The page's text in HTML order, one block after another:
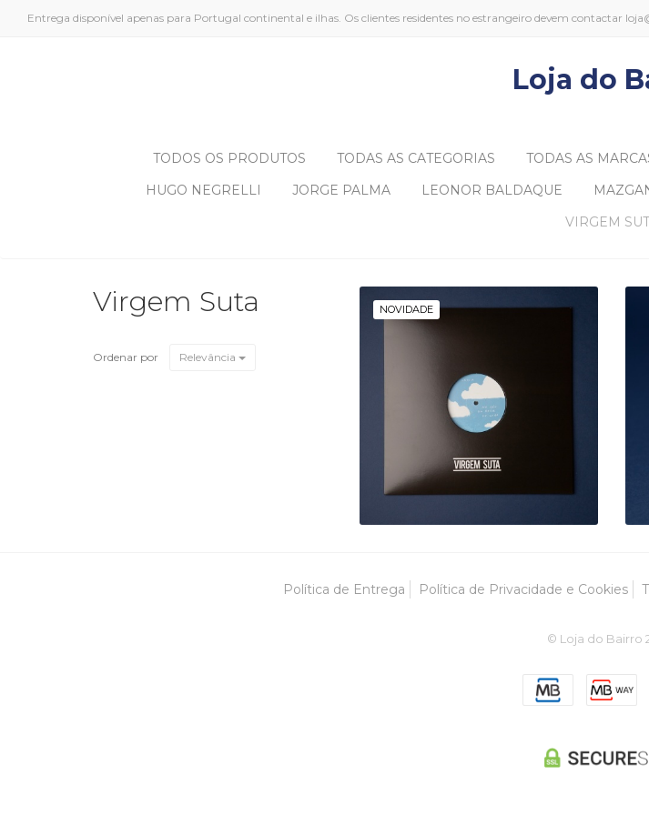
Entrega disponível apenas para Portugal continental e ilhas. Os clientes residentes no estrangeiro devem contactar
Loja do
TODOS OS PRODUTOS TODAS AS CATEGORIAS TODAS AS
HUGO NEGRELLI
JORGE PALMA LEONOR BALDAQUE
VIRGEM
Virgem Suta
Ordenar por Relevância
NOVIDADE
VINIL (LP) - NO CÉU
DA BOCA DO LOBO
23,00 €
Política de Entrega Política de Privacidade e Cookies
© Loja do Bairro